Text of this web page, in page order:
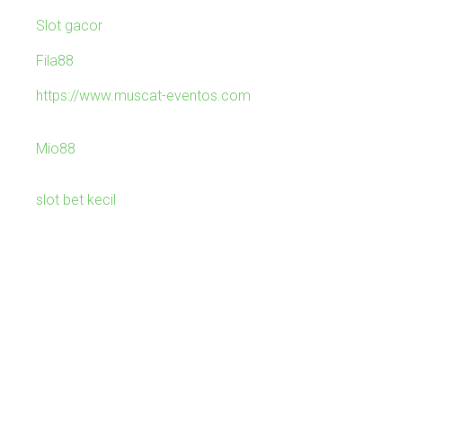
Slot gacor
Fila88
https://www.muscat-eventos.com
Mio88
slot bet kecil